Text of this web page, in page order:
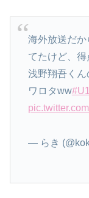
海外放送だ
てたけど、
浅野翔吾く
ワロタww
— らき